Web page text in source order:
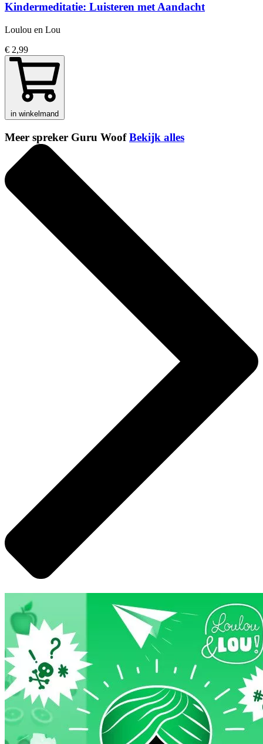
Kindermeditatie: Luisteren met Aandacht
Loulou en Lou
€ 2,99
in winkelmand
Meer spreker Guru WoofBekijk alles